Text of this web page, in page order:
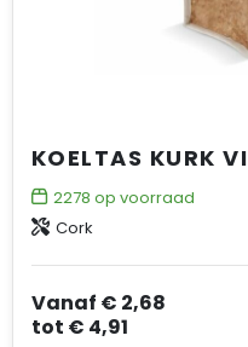
KOELTAS KURK
2278 op voorraad
Cork
Vanaf € 2,68
tot € 4,91